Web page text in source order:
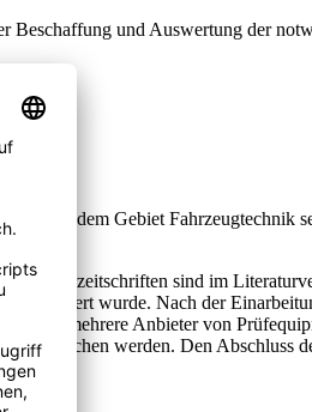
Beschaffung und Auswertung der
auf dem Gebiet Fahrzeugtechnik
Fachzeitschriften sind im
verfeinert wurde. Nach der
mehrere Anbieter von
verglichen werden. Den Abschluss